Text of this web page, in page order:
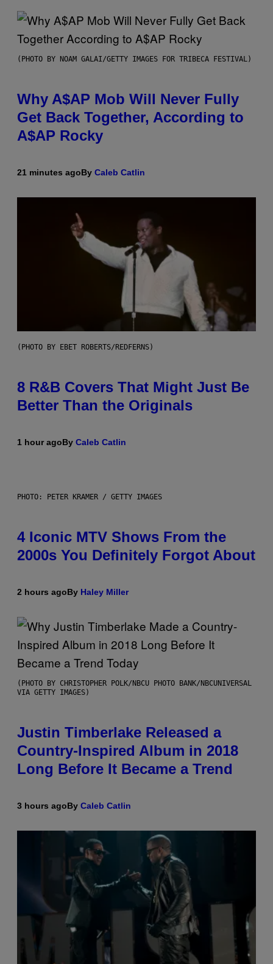
(PHOTO BY NOAM GALAI/GETTY IMAGES FOR TRIBECA FESTIVAL)
Why A$AP Mob Will Never Fully
Get Back Together, According to
A$AP Rocky
21 minutes agoBy Caleb Catlin
(PHOTO BY EBET ROBERTS/REDFERNS)
8 R&B Covers That Might Just Be
Better Than the Originals
1 hour agoBy Caleb Catlin
PHOTO: PETER KRAMER / GETTY IMAGES
4 Iconic MTV Shows From the
2000s You Definitely Forgot About
2 hours agoBy Haley Miller
(PHOTO BY CHRISTOPHER POLK/NBCU PHOTO BANK/NBCUNIVERSAL
VIA GETTY IMAGES)
Justin Timberlake Released a
Country-Inspired Album in 2018
Long Before It Became a Trend
3 hours agoBy Caleb Catlin